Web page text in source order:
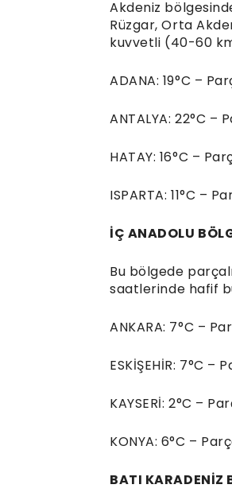
Akdeniz
Rüzgar, Orta
kuvvetli (40-60
ADANA: 19°C –
ANTALYA: 22°C –
HATAY: 16°C –
ISPARTA: 11°C –
İÇ ANADOLU
Bu bölgede
saatlerinde hafif
ANKARA: 7°C –
ESKİŞEHİR: 7°C –
KAYSERİ: 2°C –
KONYA: 6°C –
BATI KARADENİZ